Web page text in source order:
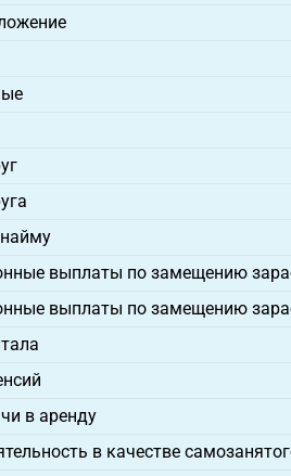
выплаты по замещению
выплаты по замещению
в аренду
в качестве